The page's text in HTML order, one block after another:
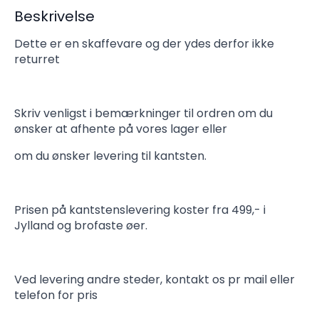
Beskrivelse
Dette er en skaffevare og der ydes derfor ikke
returret
Skriv venligst i bemærkninger til ordren om du
ønsker at afhente på vores lager eller
om du ønsker levering til kantsten.
Prisen på kantstenslevering koster fra 499,- i
Jylland og brofaste øer.
Ved levering andre steder, kontakt os pr mail eller
telefon for pris